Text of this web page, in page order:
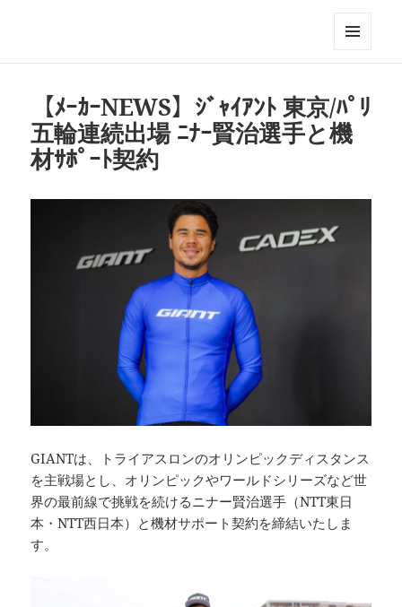
ット
【ﾒｰｶｰNEWS】ｼﾞｬｲｱﾝﾄ 東京/ﾊﾟﾘ
五輪連続出場 ﾆﾅｰ賢治選手と機
材ｻﾎﾟｰﾄ契約
GIANTは、トライアスロンのオリンピックディスタンス
を主戦場とし、オリンピックやワールドシリーズなど世
界の最前線で挑戦を続けるニナー賢治選手（NTT東日
本・NTT西日本）と機材サポート契約を締結いたしま
す。